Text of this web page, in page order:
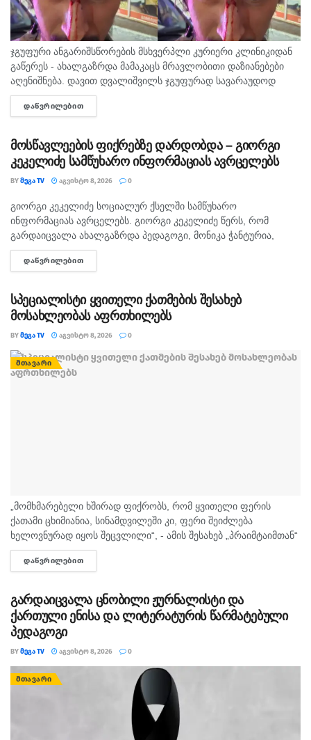
ჯგუფური ანგარიშსწორების მსხვერპლი კურიერი კლინიკიდან
გაწერეს - ახალგაზრდა მამაკაცს მრავლობითი დაზიანებები
აღენიშნება. დავით დვალიშვილს ჯგუფურად სავარაუდოდ
ხუთამდე მოზარდი გუშინ გაუსწორდა. ჯერ-ჯერობით
თავდამსხმელების დაკავების შესახებ ინფორმაცია არ
სამეთვალყურეო...
ᲓᲐᲬᲕᲠᲘᲚᲔᲑᲘᲗ
მოსწავლეების ფიქრებზე დარდობდა – გიორგი
კეკელიძე სამწუხარო ინფორმაციას ავრცელებს
BYᲛᲔᲒᲐ TV ᲐᲒᲕᲘᲡᲢᲝ 8, 2026 0
ᲛᲗᲐᲕᲐᲠᲘ
გიორგი კეკელიძე სოციალურ ქსელში სამწუხარო
ინფორმაციას ავრცელებს. გიორგი კეკელიძე წერს, რომ
გარდაიცვალა ახალგაზრდა პედაგოგი, მონიკა ჭანტურია,
რომელიც თავისი მოსწავლეების მიმართ განსაკუთრებული
სიყვარულით გამოირჩეოდა. „არასდროს მგონებია, რომ აქ,
ᲓᲐᲬᲕᲠᲘᲚᲔᲑᲘᲗ
სპეციალისტი ყვითელი ქათმების შესახებ
მოსახლეობას აფრთხილებს
BYᲛᲔᲒᲐ TV ᲐᲒᲕᲘᲡᲢᲝ 8, 2026 0
ᲛᲗᲐᲕᲐᲠᲘ
„მომხმარებელი ხშირად ფიქრობს, რომ ყვითელი ფერის
ქათამი ცხიმიანია, სინამდვილეში კი, ფერი შეიძლება
ხელოვნურად იყოს შეცვლილი“, - ამის შესახებ „პრაიმტაიმთან“
სურსათის უვნებლობის სპეციალისტი, ირაკლი არაბული
საუბრობს. „ბაზარი ითხოვს, რომ ქათამი იყოს...
ᲓᲐᲬᲕᲠᲘᲚᲔᲑᲘᲗ
გარდაიცვალა ცნობილი ჟურნალისტი და
ქართული ენისა და ლიტერატურის წარმატებული
პედაგოგი
BYᲛᲔᲒᲐ TV ᲐᲒᲕᲘᲡᲢᲝ 8, 2026 0
ᲛᲗᲐᲕᲐᲠᲘ